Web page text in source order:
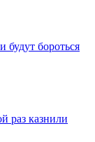
будут бороться
раз казнили